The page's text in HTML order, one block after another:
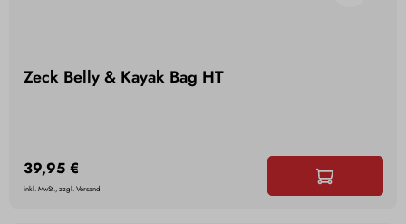
Zeck Belly & Kayak Bag HT
39,95 €
inkl. MwSt., zzgl. Versand